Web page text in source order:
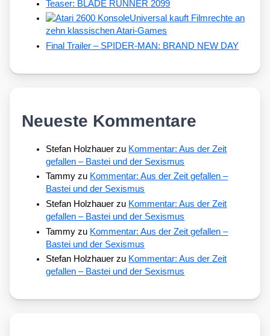
Teaser: BLADE RUNNER 2099
Universal kauft Filmrechte an
zehn klassischen Atari-Games
Final Trailer – SPIDER-MAN: BRAND NEW DAY
Neueste Kommentare
Stefan Holzhauer zu Kommentar: Aus der Zeit
gefallen – Bastei und der Sexismus
Tammy zu Kommentar: Aus der Zeit gefallen –
Bastei und der Sexismus
Stefan Holzhauer zu Kommentar: Aus der Zeit
gefallen – Bastei und der Sexismus
Tammy zu Kommentar: Aus der Zeit gefallen –
Bastei und der Sexismus
Stefan Holzhauer zu Kommentar: Aus der Zeit
gefallen – Bastei und der Sexismus